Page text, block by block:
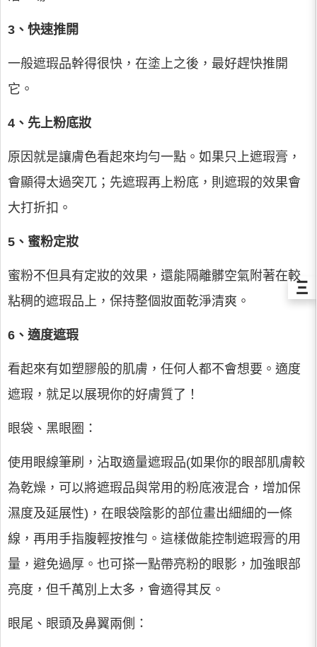
3、快速推開
一般遮瑕品幹得很快，在塗上之後，最好趕快推開
它。
4、先上粉底妝
原因就是讓膚色看起來均勻一點。如果只上遮瑕膏，
會顯得太過突兀；先遮瑕再上粉底，則遮瑕的效果會
大打折扣。
5、蜜粉定妝
蜜粉不但具有定妝的效果，還能隔離髒空氣附著在較
粘稠的遮瑕品上，保持整個妝面乾淨清爽。
6、適度遮瑕
看起來有如塑膠般的肌膚，任何人都不會想要。適度
遮瑕，就足以展現你的好膚質了！
眼袋、黑眼圈：
使用眼線筆刷，沾取適量遮瑕品(如果你的眼部肌膚較
為乾燥，可以將遮瑕品與常用的粉底液混合，增加保
濕度及延展性)，在眼袋陰影的部位畫出細細的一條
線，再用手指腹輕按推勻。這樣做能控制遮瑕膏的用
量，避免過厚。也可搽一點帶亮粉的眼影，加強眼部
亮度，但千萬別上太多，會適得其反。
眼尾、眼頭及鼻翼兩側：
Ξ